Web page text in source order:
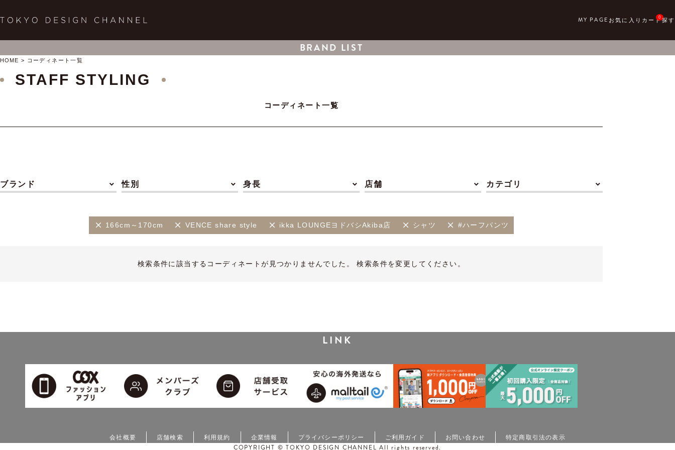
0
BRAND LIST
HOME コーディネート一覧
STAFF STYLING
コーディネート一覧
ブランド 性別 身長 店舗 カテゴリ
166cm～170cm VENCE share style ikka LOUNGEヨドバシAkiba店 シャツ #ハーフパンツ
検索条件に該当するコーディネートが見つかりませんでした。 検索条件を変更してください。
LINK
会社概要 店舗検索 利用規約 企業情報 プライバシーポリシー ご利用ガイド お問い合わせ 特定商取引法の表示
COPYRIGHT © TOKYO DESIGN CHANNEL All rights reserved.